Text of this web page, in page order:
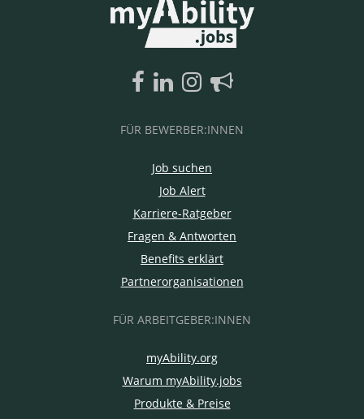
FÜR BEWERBER:INNEN
Job suchen
Job Alert
Karriere-Ratgeber
Fragen & Antworten
Benefits erklärt
Partnerorganisationen
FÜR ARBEITGEBER:INNEN
myAbility.org
Warum myAbility.jobs
Produkte & Preise